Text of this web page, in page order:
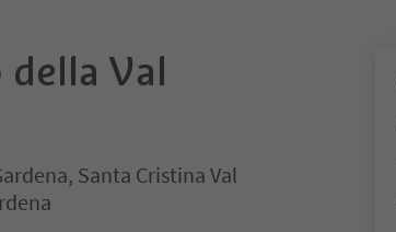
Val
Santa Cristina Val